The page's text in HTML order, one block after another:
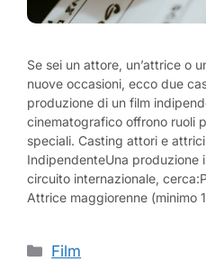
Se sei un attore, un’attrice o
nuove occasioni, ecco due
produzione di un film
cinematografico offrono ruoli
speciali. Casting attori e
IndipendenteUna produzione
circuito internazionale,
Attrice maggiorenne (minimo
Categorie
Film